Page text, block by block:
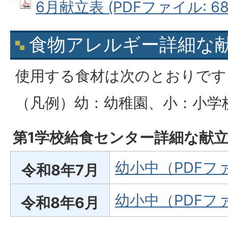
6月献立表 (PDFファイル:
食物アレルギー詳細な
使用する食材は次のとおりで
（凡例）幼：幼稚園、小：小
第1学校給食センター詳細な献
令和8年7月
幼小中（PDFフ
令和8年6月
幼小中（PDFフ